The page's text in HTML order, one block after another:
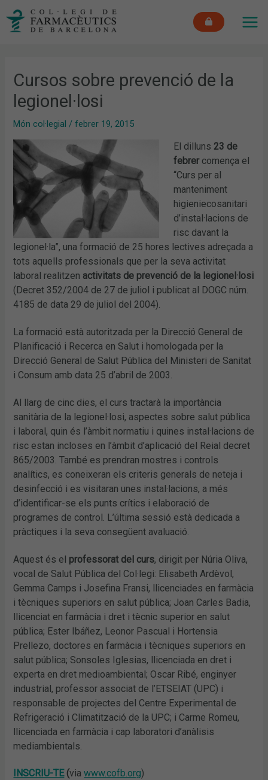
Cursos sobre prevenció de la
legionel·losi
Món col·legial /febrer 19, 2015
El dilluns 23 de
febrercomença el
“Curs per al
manteniment
higieniecosanitari
d’instal·lacions de
risc davant la
legionel·la”, una formació de 25 hores lectives adreçada a
tots aquells professionals que per la seva activitat
laboral realitzen activitats de prevenció de la legionel·losi
(Decret 352/2004 de 27 de juliol i publicat al DOGC núm.
4185 de data 29 de juliol del 2004).
La formació està autoritzada per la Direcció General de
Planificació i Recerca en Salut i homologada per la
Direcció General de Salut Pública del Ministeri de Sanitat
i Consum amb data 25 d’abril de 2003.
Al llarg de cinc dies, el curs tractarà la importància
sanitària de la legionel·losi, aspectes sobre salut pública
i laboral, quin és l’àmbit normatiu i quines instal·lacions de
risc estan incloses en l’àmbit d’aplicació del Reial decret
865/2003. També es prendran mostres i controls
analítics, es coneixeran els criteris generals de neteja i
desinfecció i es visitaran unes instal·lacions, a més
d’identificar-se els punts crítics i elaboració de
programes de control. L’última sessió està dedicada a
pràctiques i la seva consegüent avaluació.
Aquest és el professorat del curs, dirigit per Núria Oliva,
vocal de Salut Pública del Col·legi: Elisabeth Ardèvol,
Gemma Camps i Josefina Fransi, llicenciades en farmàcia
i tècniques superiors en salut pública; Joan Carles Badia,
llicenciat en farmàcia i dret i tècnic superior en salut
pública; Ester Ibáñez, Leonor Pascual i Hortensia
Prellezo, doctores en farmàcia i tècniques superiors en
salut pública; Sonsoles Iglesias, llicenciada en dret i
experta en dret medioambiental; Oscar Ribé, enginyer
industrial, professor associat de l’ETSEIAT (UPC) i
responsable de projectes del Centre Experimental de
Refrigeració i Climatització de la UPC; i Carme Romeu,
llicenciada en farmàcia i cap laboratori d’anàlisis
mediambientals.
INSCRIU-TE(viawww.cofb.org)